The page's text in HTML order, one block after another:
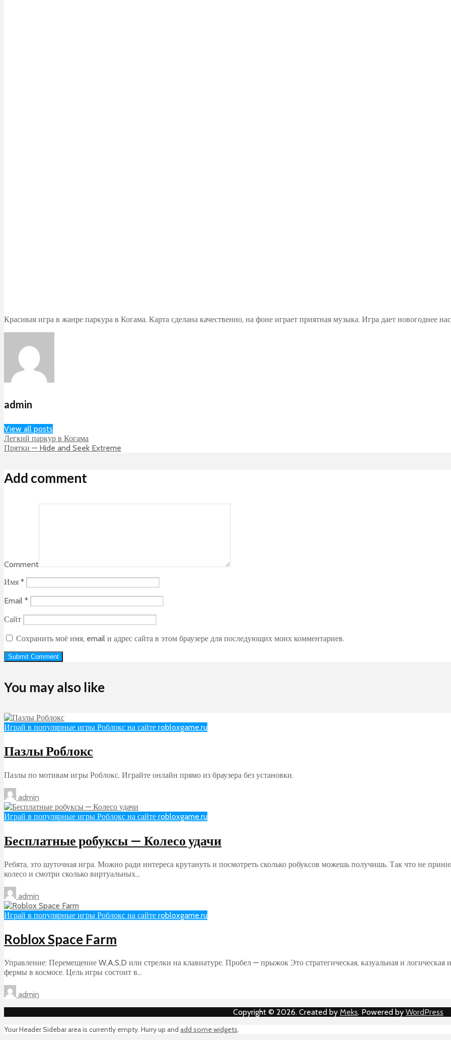
Красивая игра в жанре паркура в Когама. Карта сделана качественно, на фоне играет приятная музыка. Игра дает новогоднее
admin
View all posts
Легкий паркур в Когама
Прятки — Hide and Seek Extreme
Add comment
Comment
Имя *
Email *
Сайт
Сохранить моё имя, email и адрес сайта в этом браузере для последующих моих комментариев.
You may also like
Играй в популярные игры Роблокс на сайте robloxgame.ru
Пазлы Роблокс
Пазлы по мотивам игры Роблокс. Играйте онлайн прямо из браузера без установки.
admin
Играй в популярные игры Роблокс на сайте robloxgame.ru
Бесплатные робуксы — Колесо удачи
Ребята, это шуточная игра. Можно ради интереса крутануть и посмотреть сколько робуксов можешь получишь. Так что не
колесо и смотри сколько виртуальных...
admin
Играй в популярные игры Роблокс на сайте robloxgame.ru
Roblox Space Farm
Управление: Перемещение W,A,S,D или стрелки на клавиатуре. Пробел — прыжок Это стратегическая, казуальная и
фермы в космосе. Цель игры состоит в...
admin
Copyright © 2026. Created by Meks. Powered by WordPress
Your Header Sidebar area is currently empty. Hurry up and add some widgets.